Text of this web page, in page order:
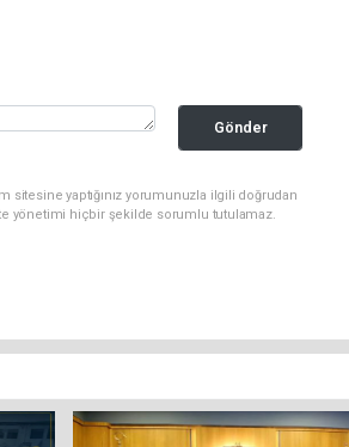
Gönder
sitesine yaptığınız yorumunuzla ilgili doğrudan
yönetimi hiçbir şekilde sorumlu tutulamaz.